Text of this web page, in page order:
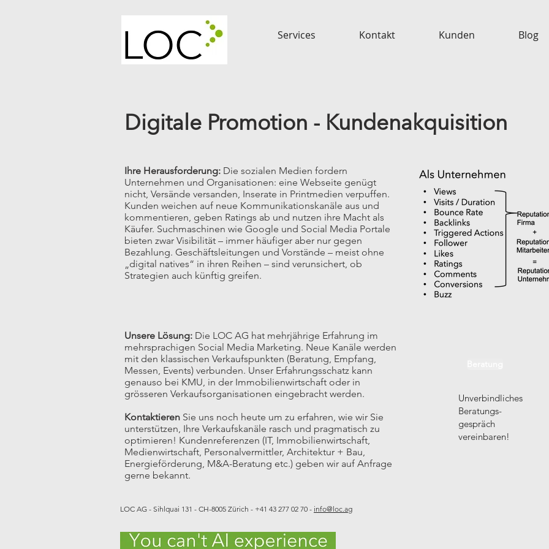
Services Kontakt Kunden Blog
Digitale Promotion - Kundenakquisition
Ihre Herausforderung: Die sozialen Medien fordern
Unternehmen und Organisationen: eine Webseite genügt
nicht, Versände versanden, Inserate in Printmedien verpuffen.
Kunden weichen auf neue Kommunikationskanäle aus und
kommentieren, geben Ratings ab und nutzen ihre Macht als
Käufer. Suchmaschinen wie Google und Social Media Portale
bieten zwar Visibilität – immer häufiger aber nur gegen
Bezahlung. Geschäftsleitungen und Vorstände – meist ohne
„digital natives“ in ihren Reihen – sind verunsichert, ob
Strategien auch künftig greifen.
Unsere Lösung: Die LOC AG hat mehrjährige Erfahrung im
mehrsprachigen Social Media Marketing. Neue Kanäle werden
mit den klassischen Verkaufspunkten (Beratung, Empfang,
Messen, Events) verbunden. Unser Erfahrungsschatz kann
genauso bei KMU, in der Immobilienwirtschaft oder in
grösseren Verkaufsorganisationen eingebracht werden.
Kontaktieren Sie uns noch heute um zu erfahren, wie wir Sie
unterstützen, Ihre Verkaufskanäle rasch und pragmatisch zu
optimieren! Kundenreferenzen (IT, Immobilienwirtschaft,
Medienwirtschaft, Personalvermittler, Architektur + Bau,
Energieförderung, M&A-Beratung etc.) geben wir auf Anfrage
gerne bekannt.
Unverbindliches
Beratungs-
gespräch
vereinbaren!
LOC AG - Sihlquai 131 - CH-8005 Zürich - +41 43 277 02 70 - info@loc.ag